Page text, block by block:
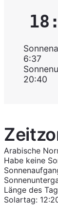
6:37
20:40
Arabische
Habe keine
Länge des
Solartag: